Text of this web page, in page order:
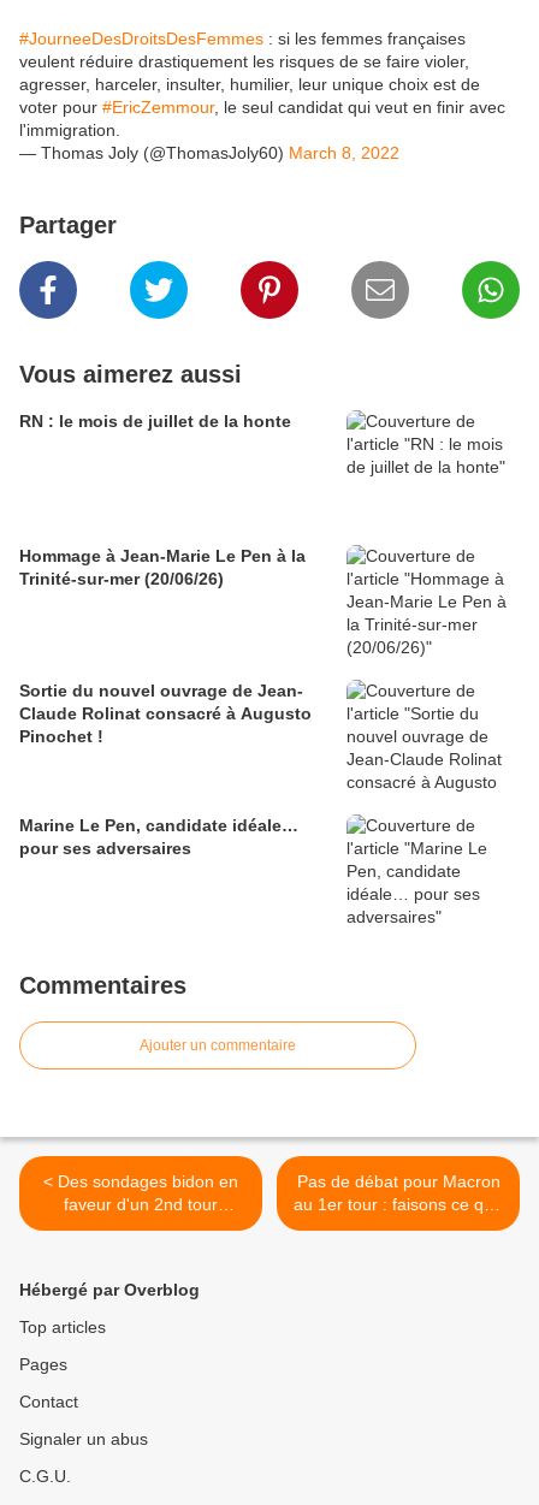
#JourneeDesDroitsDesFemmes : si les femmes françaises
veulent réduire drastiquement les risques de se faire violer,
agresser, harceler, insulter, humilier, leur unique choix est de
voter pour #EricZemmour, le seul candidat qui veut en finir avec
l'immigration.
— Thomas Joly (@ThomasJoly60) March 8, 2022
Partager
Vous aimerez aussi
RN : le mois de juillet de la honte
Hommage à Jean-Marie Le Pen à la
Trinité-sur-mer (20/06/26)
Sortie du nouvel ouvrage de Jean-
Claude Rolinat consacré à Augusto
Pinochet !
Marine Le Pen, candidate idéale…
pour ses adversaires
Commentaires
Ajouter un commentaire
< Des sondages bidon en
faveur d'un 2nd tour
Macron/Le Pen
Pas de débat pour Macron
au 1er tour : faisons ce qu'il
faut pour qu'il ne soit pas
Hébergé par Overblog
Top articles
Pages
Contact
Signaler un abus
C.G.U.